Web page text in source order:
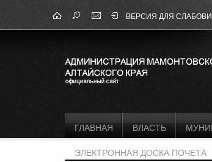
ВЕРСИЯ ДЛЯ
ГЛАВНАЯ ВЛАСТЬ
ЭЛЕКТРОННАЯ ДОСКА ПОЧЕТА